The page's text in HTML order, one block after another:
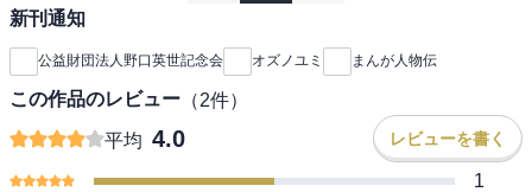
新刊通知
公益財団法人野口英世記念会 オズノユミ まんが人物伝
この作品のレビュー （2件）
平均 4.0 レビューを書く
1